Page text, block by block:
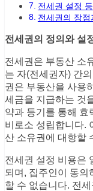
전세권 설정
전세권의 장점
전세권의 정의와 설
전세권은 부동산 소
는 자(전세권자) 간
권은 부동산을 사용
세금을 지급하는 것
약과 등기를 통해 효
비로소 성립합니다.
산 소유권에 대항할
전세권 설정 비용은
되며, 집주인이 동의
할 수 없습니다. 전